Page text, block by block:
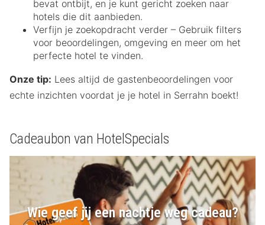
bevat ontbijt, en je kunt gericht zoeken naar
hotels die dit aanbieden.
Verfijn je zoekopdracht verder – Gebruik filters
voor beoordelingen, omgeving en meer om het
perfecte hotel te vinden.
Onze tip: Lees altijd de gastenbeoordelingen voor
echte inzichten voordat je je hotel in Serrahn boekt!
Cadeaubon van HotelSpecials
Wie geef jij een nachtje weg cadeau?